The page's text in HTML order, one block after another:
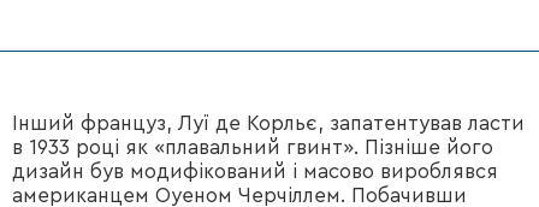
Інший француз, Луї де Корльє, запатентував ласти
в 1933 році як «плавальний гвинт». Пізніше його
дизайн був модифікований і масово вироблявся
американцем Оуеном Черчіллем. Побачивши